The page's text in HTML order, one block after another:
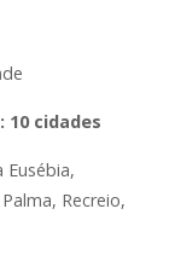
cidades
Recreio,